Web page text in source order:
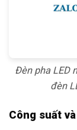
Đèn pha LED
đèn
Công suất